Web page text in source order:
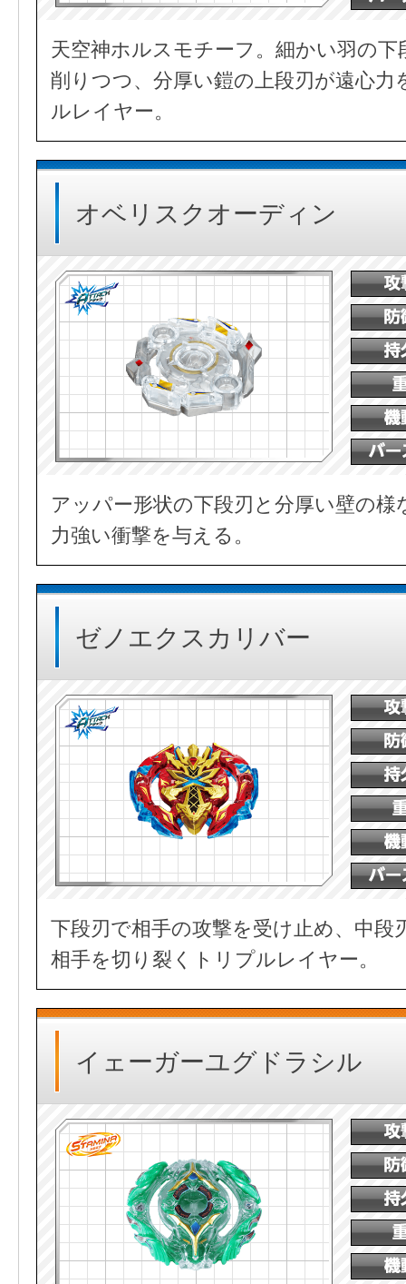
天空神ホルスモチーフ。細かい羽の
削りつつ、分厚い鎧の上段刃が遠心
ルレイヤー。
オベリスクオーディン
アッパー形状の下段刃と分厚い壁の
力強い衝撃を与える。
ゼノエクスカリバー
下段刃で相手の攻撃を受け止め、中段
相手を切り裂くトリプルレイヤー。
イェーガーユグドラシル